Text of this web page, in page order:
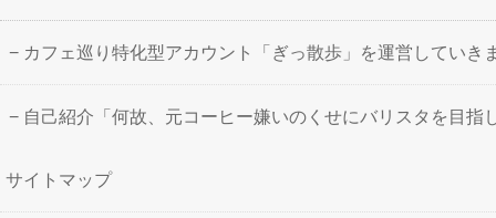
カフェ巡り特化型アカウント「ぎっ散歩」を運営していき
自己紹介「何故、元コーヒー嫌いのくせにバリスタを目指
サイトマップ